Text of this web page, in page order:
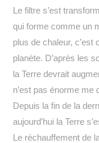
Le filtre s’est
qui forme comme un
plus de chaleur, c’est
planète. D’après les
la Terre devrait
n’est pas énorme
Depuis la fin de la
aujourd’hui la Terre
Le réchauffement de